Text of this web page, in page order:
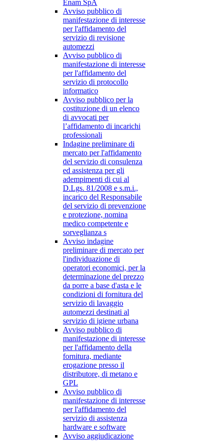
Enam SpA
Avviso pubblico di
manifestazione di interesse
per l'affidamento del
servizio di revisione
automezzi
Avviso pubblico di
manifestazione di interesse
per l'affidamento del
servizio di protocollo
informatico
Avviso pubblico per la
costituzione di un elenco
di avvocati per
l’affidamento di incarichi
professionali
Indagine preliminare di
mercato per l'affidamento
del servizio di consulenza
ed assistenza per gli
adempimenti di cui al
D.Lgs. 81/2008 e s.m.i.,
incarico del Responsabile
del servizio di prevenzione
e protezione, nomina
medico competente e
sorveglianza s
Avviso indagine
preliminare di mercato per
l'individuazione di
operatori economici, per la
determinazione del prezzo
da porre a base d'asta e le
condizioni di fornitura del
servizio di lavaggio
automezzi destinati al
servizio di igiene urbana
Avviso pubblico di
manifestazione di interesse
per l'affidamento della
fornitura, mediante
erogazione presso il
distributore, di metano e
GPL
Avviso pubblico di
manifestazione di interesse
per l'affidamento del
servizio di assistenza
hardware e software
Avviso aggiudicazione